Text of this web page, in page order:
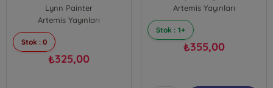
Lynn Painter
Artemis Yayınları
Stok : 0
₺325,00
Artemis Yayınları
Stok : 1+
₺355,00